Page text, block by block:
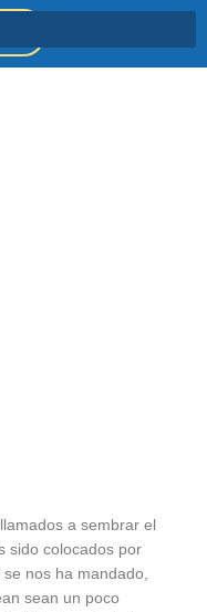
a sembrar el
sido colocados por
nos ha mandado,
sean un poco